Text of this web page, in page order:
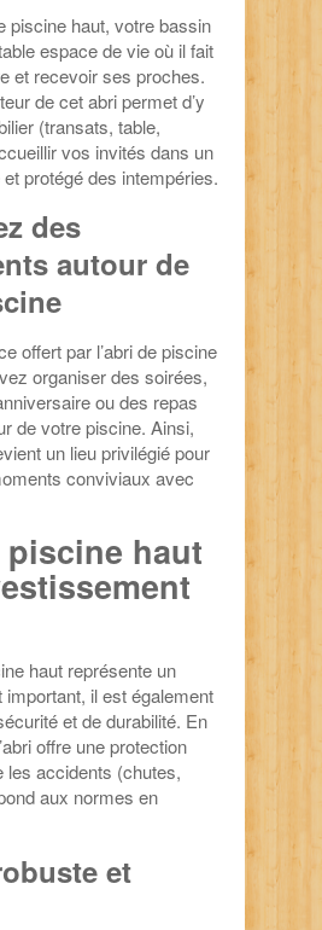
piscine haut, votre bassin
espace de vie où il fait
et recevoir ses proches.
de cet abri permet d’y
(transats, table,
vos invités dans un
protégé des intempéries.
des
autour de
offert par l’abri de piscine
organiser des soirées,
ou des repas
de votre piscine. Ainsi,
un lieu privilégié pour
conviviaux avec
haut
haut représente un
il est également
et de durabilité. En
offre une protection
les accidents (chutes,
aux normes en
et